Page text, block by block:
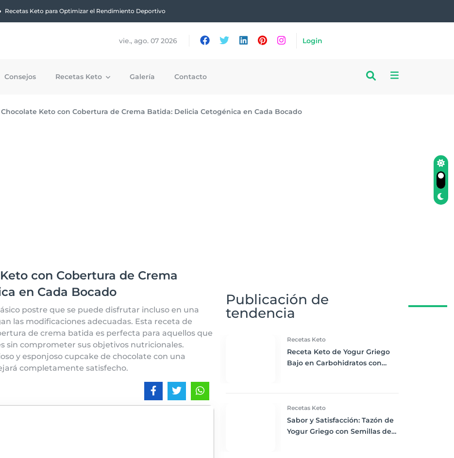
Recetas Keto para Optimizar el Rendimiento Deportivo
vie., ago. 07 2026 Login
Consejos Recetas Keto Galería Contacto
Keto con Cobertura de Crema Batida: Delicia Cetogénica en Cada Bocado
con Cobertura de Crema
en Cada Bocado
postre que se puede disfrutar incluso en una
las modificaciones adecuadas. Esta receta de
de crema batida es perfecta para aquellos que
sin comprometer sus objetivos nutricionales.
y esponjoso cupcake de chocolate con una
completamente satisfecho.
Publicación de
tendencia
Recetas Keto
Receta Keto de Yogur Griego
Bajo en Carbohidratos con
Recetas Keto
Sabor y Satisfacción: Tazón de
Yogur Griego con Semillas de